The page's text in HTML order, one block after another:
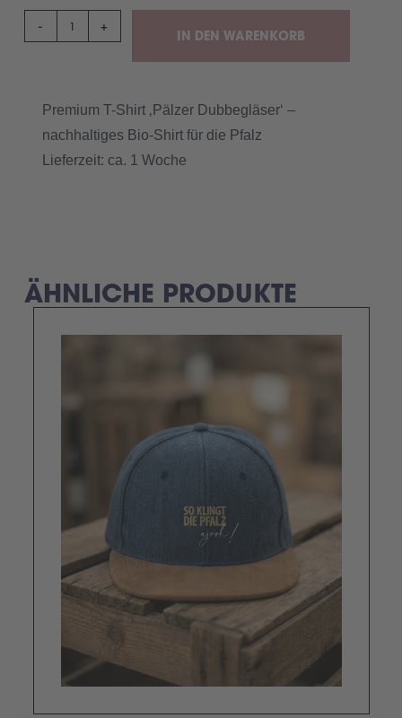
- +
IN DEN WARENKORB
Premium T-Shirt ‚Pälzer Dubbegläser‘ –
nachhaltiges Bio-Shirt für die Pfalz
Lieferzeit: ca. 1 Woche
ÄHNLICHE PRODUKTE